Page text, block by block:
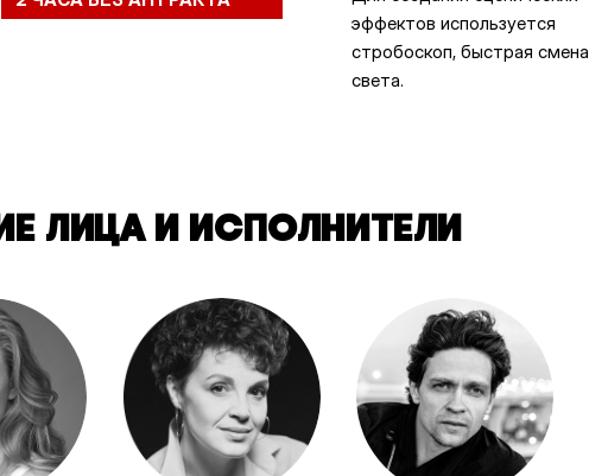
эффектов используется
стробоскоп, быстрая смена
света.
ЛИЦА И ИСПОЛНИТЕЛИ